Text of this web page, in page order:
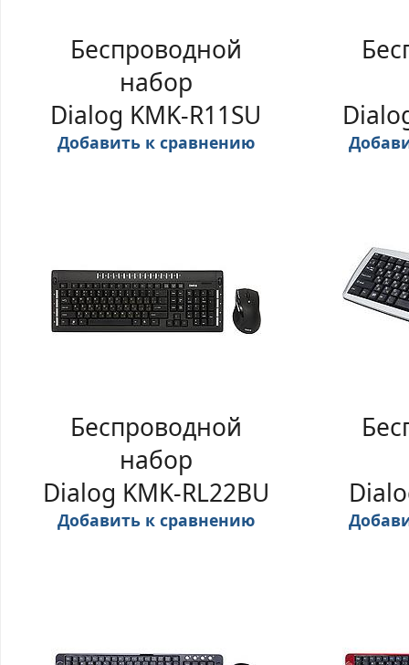
Беспроводной
набор
Dialog KMK-R11SU
Добавить к сравнению
Беспроводной
набор
Dialog KMK-RL22BU
Добавить к сравнению